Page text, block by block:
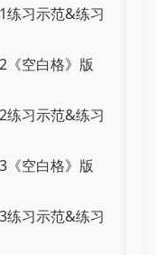
习示范&练习
空白格》版
习示范&练习
空白格》版
习示范&练习